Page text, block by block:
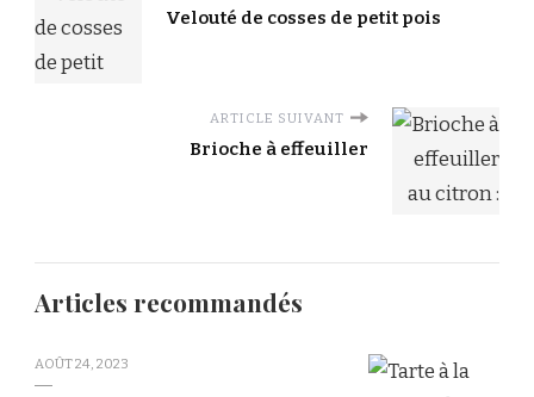
Velouté de cosses de petit pois
ARTICLE SUIVANT
Brioche à effeuiller
Articles recommandés
AOÛT 24, 2023